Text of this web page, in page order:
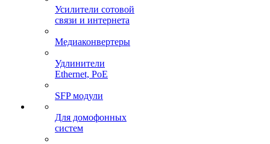
Усилители сотовой
связи и интернета
Медиаконвертеры
Удлинители
Ethernet, PoE
SFP модули
Для домофонных
систем